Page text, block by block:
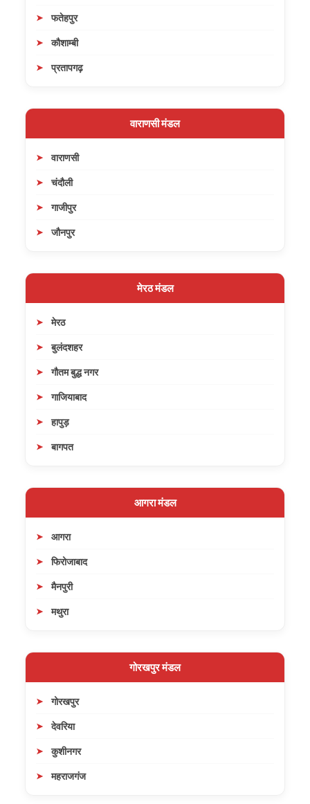
फतेहपुर
कौशाम्बी
प्रतापगढ़
वाराणसी मंडल
वाराणसी
चंदौली
गाजीपुर
जौनपुर
मेरठ मंडल
मेरठ
बुलंदशहर
गौतम बुद्ध नगर
गाजियाबाद
हापुड़
बागपत
आगरा मंडल
आगरा
फिरोजाबाद
मैनपुरी
मथुरा
गोरखपुर मंडल
गोरखपुर
देवरिया
कुशीनगर
महराजगंज